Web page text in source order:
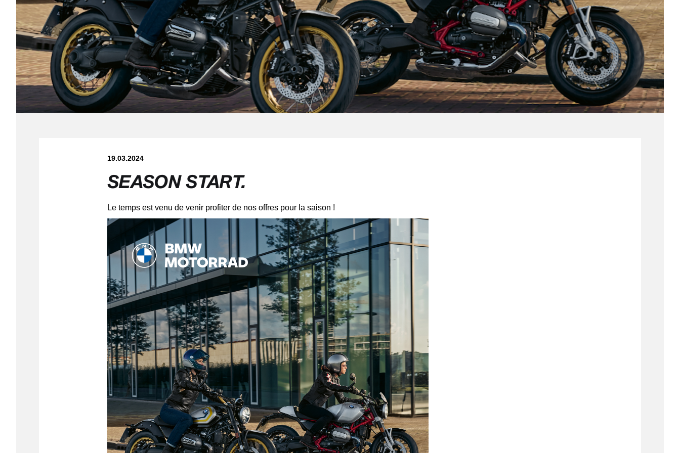
19.03.2024
SEASON START.
Le temps est venu de venir profiter de nos offres pour la saison !